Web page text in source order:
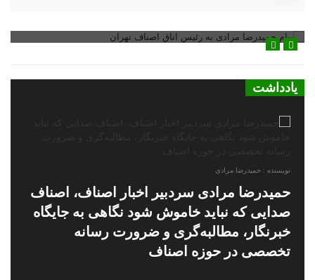
یادداشت
نویسنده : حمیدرضا مرادی
حمیدرضا مرادی سردبیر اخبار اصناف، اصناف
صدایی که نباید خاموش شود نگاهی به جایگاه
خبرنگار، مطالبه‌گری و ضرورت رسانه
تخصصی در حوزه اصناف